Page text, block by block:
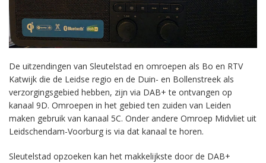
De uitzendingen van Sleutelstad en omroepen als Bo en RTV
Katwijk die de Leidse regio en de Duin- en Bollenstreek als
verzorgingsgebied hebben, zijn via DAB+ te ontvangen op
kanaal 9D. Omroepen in het gebied ten zuiden van Leiden
maken gebruik van kanaal 5C. Onder andere Omroep Midvliet uit
Leidschendam-Voorburg is via dat kanaal te horen.
Sleutelstad opzoeken kan het makkelijkste door de DAB+